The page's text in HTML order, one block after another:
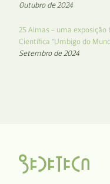
Outubro de 2024
25 Almas – uma exposição
Científica “Umbigo do
Setembro de 2024